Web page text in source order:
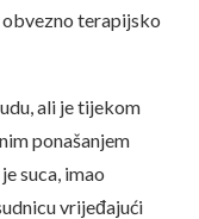
obvezno terapijsko
ali je tijekom
ponašanjem
suca, imao
vrijeđajući